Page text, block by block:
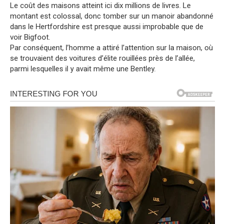
Le coût des maisons atteint ici dix millions de livres. Le
montant est colossal, donc tomber sur un manoir abandonné
dans le Hertfordshire est presque aussi improbable que de
voir Bigfoot.
Par conséquent, l’homme a attiré l’attention sur la maison, où
se trouvaient des voitures d’élite rouillées près de l’allée,
parmi lesquelles il y avait même une Bentley.